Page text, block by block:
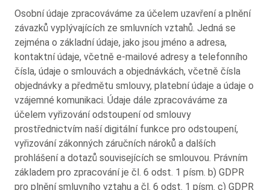
Osobní údaje zpracováváme za účelem uzavření a plnění
závazků vyplývajících ze smluvních vztahů. Jedná se
zejména o základní údaje, jako jsou jméno a adresa,
kontaktní údaje, včetně e-mailové adresy a telefonního
čísla, údaje o smlouvách a objednávkách, včetně čísla
objednávky a předmětu smlouvy, platební údaje a údaje o
vzájemné komunikaci. Údaje dále zpracováváme za
účelem vyřizování odstoupení od smlouvy
prostřednictvím naší digitální funkce pro odstoupení,
vyřizování zákonných záručních nároků a dalších
prohlášení a dotazů souvisejících se smlouvou. Právním
základem pro zpracování je čl. 6 odst. 1 písm. b) GDPR
pro plnění smluvního vztahu a čl. 6 odst. 1 písm. c) GDPR